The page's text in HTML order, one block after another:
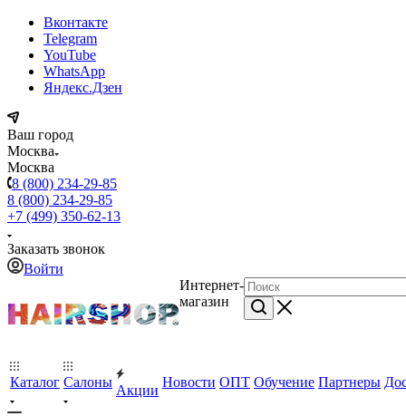
Вконтакте
Telegram
YouTube
WhatsApp
Яндекс.Дзен
Ваш город
Москва
Москва
8 (800) 234-29-85
8 (800) 234-29-85
+7 (499) 350-62-13
Заказать звонок
Войти
Интернет-
магазин
Каталог Салоны
Акции
Новости ОПТ Обучение Партнеры